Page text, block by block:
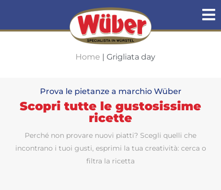
Home | Grigliata day
Prova le pietanze a marchio Wüber
Scopri tutte le gustosissime
ricette
Perché non provare nuovi piatti? Scegli quelli che
incontrano i tuoi gusti, esprimi la tua creatività: cerca o
filtra la ricetta